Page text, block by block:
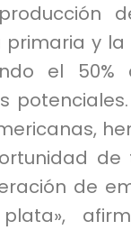
primaria y la
el
de